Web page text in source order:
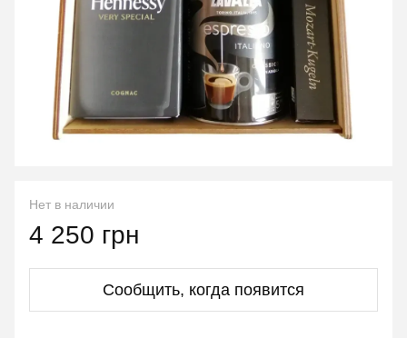
Нет в наличии
4 250 грн
Сообщить, когда появится